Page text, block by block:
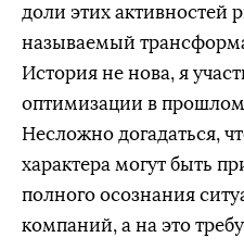
доли этих активностей
называемый
История не нова, я
оптимизации в
Несложно догадаться,
характера могут быть
полного осознания
компаний, а на это